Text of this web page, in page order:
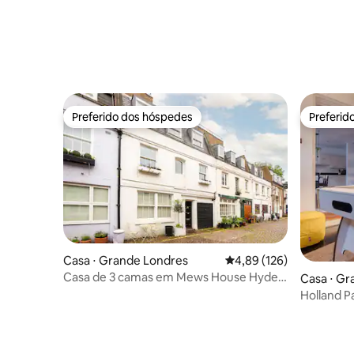
Preferido dos hóspedes
Preferido dos hóspedes
Casa ⋅ Grande Londres 4,89 de uma avaliação
4,89 (126)
Casa de 3 camas em Mews House Hyde
Casa ⋅
Holland